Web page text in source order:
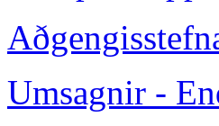
Umsagnir -